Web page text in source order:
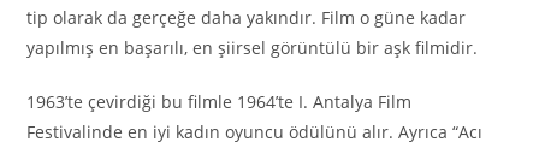
tip olarak da gerçeğe daha yakındır. Film o güne kadar
yapılmış en başarılı, en şiirsel görüntülü bir aşk filmidir.
1963’te çevirdiği bu filmle 1964’te I. Antalya Film
Festivalinde en iyi kadın oyuncu ödülünü alır. Ayrıca “Acı